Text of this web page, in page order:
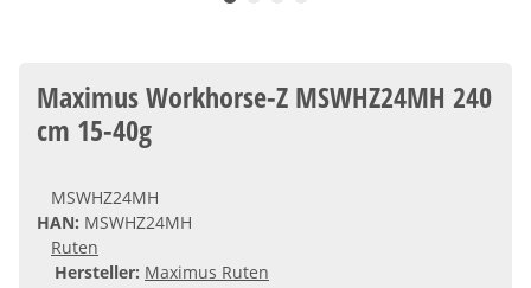
Maximus Workhorse-Z MSWHZ24MH 240
cm 15-40g
MSWHZ24MH
HAN: MSWHZ24MH
Ruten
Hersteller: Maximus Ruten